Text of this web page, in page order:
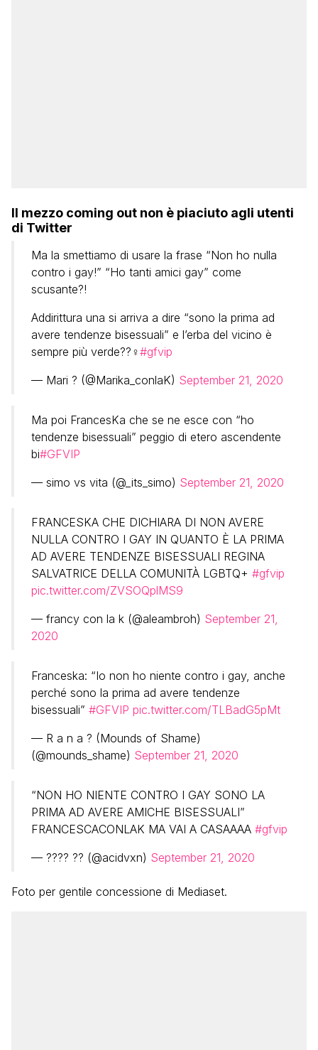
Il mezzo coming out non è piaciuto agli utenti
di Twitter
Ma la smettiamo di usare la frase “Non ho nulla
contro i gay!” “Ho tanti amici gay” come
scusante?!
Addirittura una si arriva a dire “sono la prima ad
avere tendenze bisessuali” e l’erba del vicino è
sempre più verde??‍♀️#gfvip
— Mari ? (@Marika_conlaK) September 21, 2020
Ma poi FrancesKa che se ne esce con “ho
tendenze bisessuali” peggio di etero ascendente
bi#GFVIP
— simo vs vita (@_its_simo) September 21, 2020
FRANCESKA CHE DICHIARA DI NON AVERE
NULLA CONTRO I GAY IN QUANTO È LA PRIMA
AD AVERE TENDENZE BISESSUALI REGINA
SALVATRICE DELLA COMUNITÀ LGBTQ+ #gfvip
pic.twitter.com/ZVSOQplMS9
— francy con la k (@aleambroh) September 21,
2020
Franceska: “Io non ho niente contro i gay, anche
perché sono la prima ad avere tendenze
bisessuali” #GFVIP pic.twitter.com/TLBadG5pMt
— R a n a ? (Mounds of Shame)
(@mounds_shame) September 21, 2020
“NON HO NIENTE CONTRO I GAY SONO LA
PRIMA AD AVERE AMICHE BISESSUALI”
FRANCESCACONLAK MA VAI A CASAAAA #gfvip
— ???? ?? (@acidvxn) September 21, 2020
Foto per gentile concessione di Mediaset.